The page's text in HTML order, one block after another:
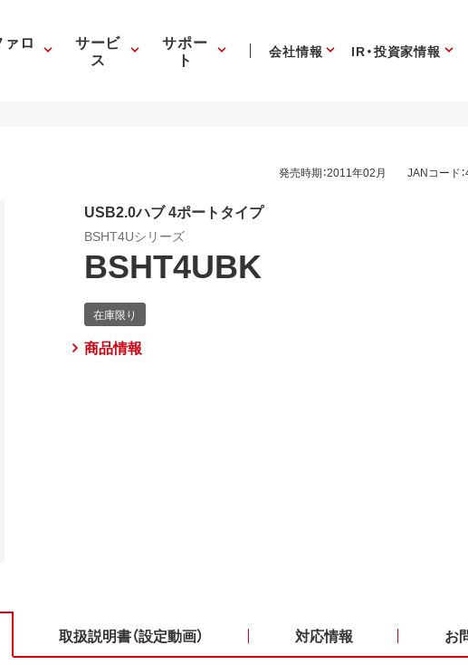
ロ サービ
ス
サポー
ト 会社情報 IR・投資家情報
発売時期：2011年02月 JANコード
USB2.0ハブ 4ポートタイプ
BSHT4Uシリーズ
BSHT4UBK
商品情報
取扱説明書（設定動画） 対応情報 お